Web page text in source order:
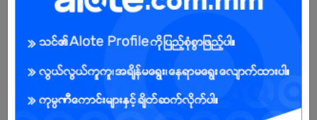
အခွင့်အရေးရှိသူ : ကျား